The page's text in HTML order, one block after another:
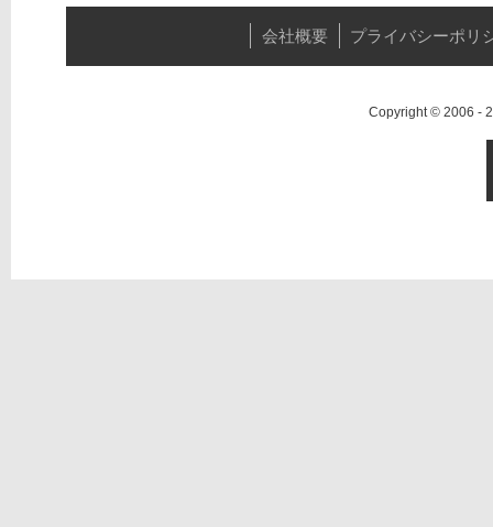
会社概要 プライバシーポリ
Copyright © 2006 -